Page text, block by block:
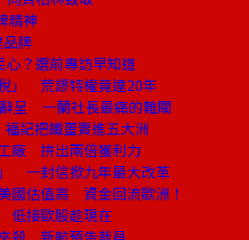
精神
牌
心？選前專訪早知道
」 荒謬特權竟達20年
呈 一蘭社長最痛的難關
記把鐵蛋賣進五大洲
廠 拚出兩倍獲利力
一封信掀九年最大改革
國估值高 資金回流歐洲！
低接歐股趁現在